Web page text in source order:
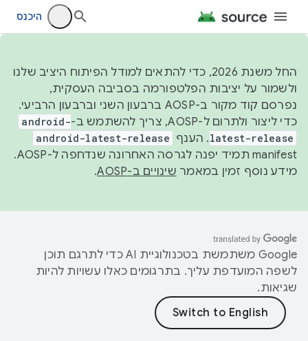
היכנס
החל משנת 2026, כדי להתאים למודל הפיתוח היציב שלנו
ולשמור על יציבות הפלטפורמה בסביבה העסקית,
נפרסם קוד מקור ב-AOSP ברבעון השני וברבעון הרביעי.
כדי ליצור ולתרום ל-AOSP, צריך להשתמש ב-
android-
latest-release. הענף android-latest-release
manifest תמיד יפנה לגרסה האחרונה שנדחפה ל-AOSP.
מידע נוסף זמין במאמר שינויים ב-AOSP .
‫Google משתמשת בטכנולוגיית AI כדי לתרגם תוכן
לשפה המועדפת עליך. בתרגומים כאלו עשויות להיות
שגיאות.